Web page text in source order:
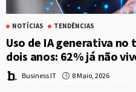
NOTÍCIAS TENDÊNCIAS
Uso de IA generativa no
dois anos: 62% já não
Business IT 8 Maio, 2026